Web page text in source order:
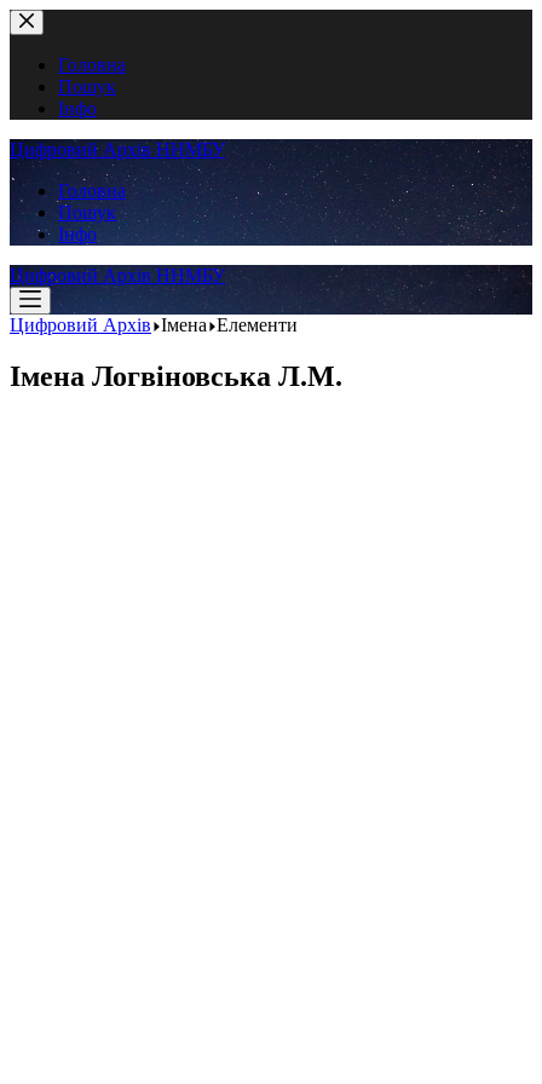
Перейти
до
вмістуГоловна
Пошук
Інфо
Цифровий Архів ННМБУ
Головна
Пошук
Інфо
Цифровий Архів ННМБУ
Цифровий Архів Імена Елементи
Імена Логвіновська Л.М.